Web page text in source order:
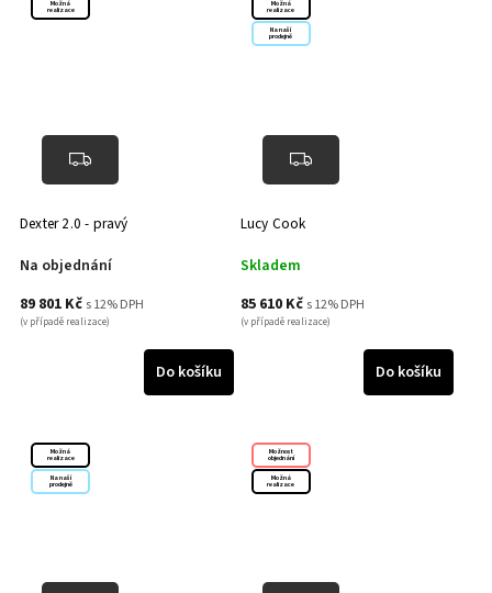
Možná
realizace
Dexter 2.0 - pravý
Na objednání
89 801 Kč s 12% DPH
(v případě realizace)
Do košíku
Možná
realizace
Na naší
prodejně
Lucy Cook
Skladem
85 610 Kč s 12% DPH
(v případě realizace)
Do košíku
Možná
realizace
Na naší
prodejně
Možnost
objednání
Možná
realizace